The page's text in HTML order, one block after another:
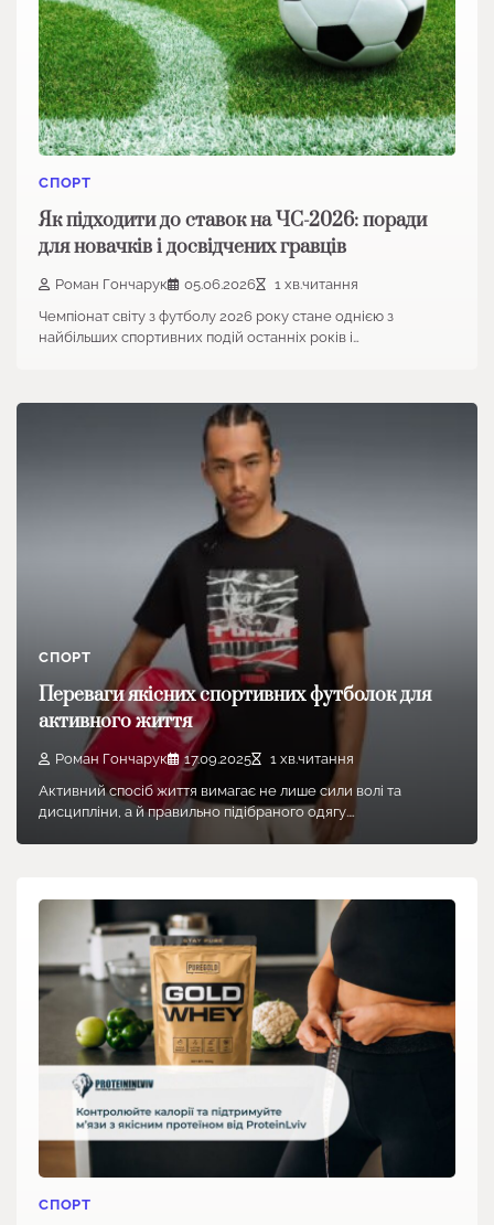
СПОРТ
Як підходити до ставок на ЧС-2026: поради
для новачків і досвідчених гравців
Роман Гончарук 05.06.2026
1 хв.читання
Чемпіонат світу з футболу 2026 року стане однією з
найбільших спортивних подій останніх років і…
СПОРТ
Переваги якісних спортивних футболок для
активного життя
Роман Гончарук 17.09.2025
1 хв.читання
Активний спосіб життя вимагає не лише сили волі та
дисципліни, а й правильно підібраного одягу.…
СПОРТ